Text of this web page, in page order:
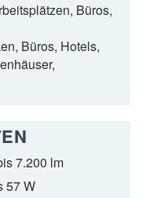
Büros,
Büros, Hotels,
7.200 lm
57 W